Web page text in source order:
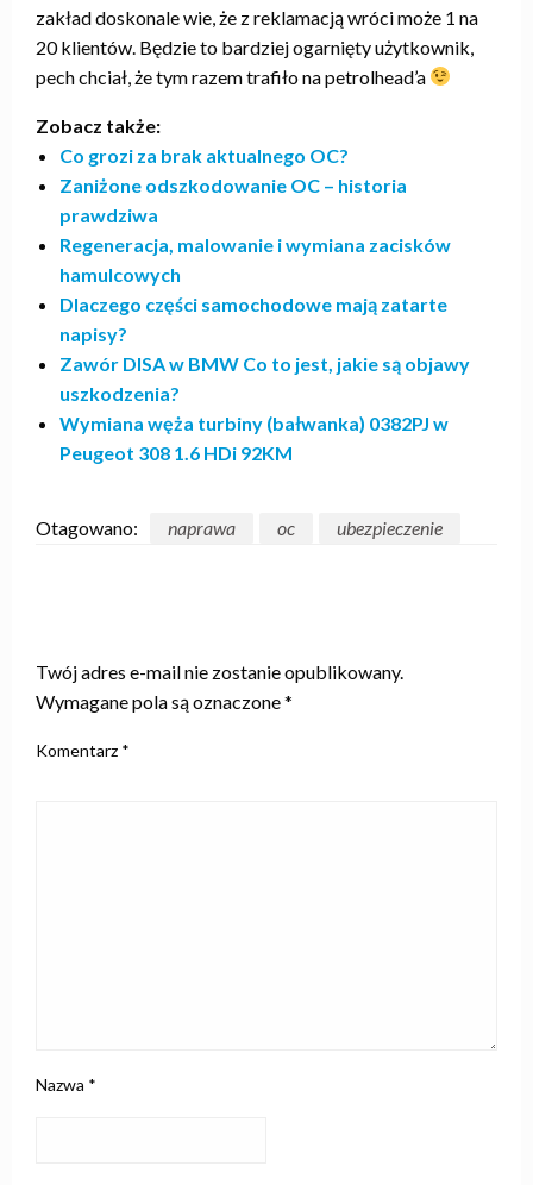
zakład doskonale wie, że z reklamacją wróci może 1 na
20 klientów. Będzie to bardziej ogarnięty użytkownik,
pech chciał, że tym razem trafiło na petrolhead’a
Zobacz także:
Co grozi za brak aktualnego OC?
Zaniżone odszkodowanie OC – historia
prawdziwa
Regeneracja, malowanie i wymiana zacisków
hamulcowych
Dlaczego części samochodowe mają zatarte
napisy?
Zawór DISA w BMW Co to jest, jakie są objawy
uszkodzenia?
Wymiana węża turbiny (bałwanka) 0382PJ w
Peugeot 308 1.6 HDi 92KM
Otagowano: naprawa oc ubezpieczenie
Twój adres e-mail nie zostanie opublikowany.
Wymagane pola są oznaczone*
Komentarz *
Nazwa *